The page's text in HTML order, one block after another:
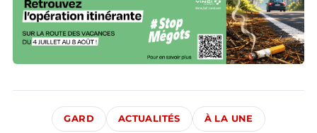
GARD ACTUALITÉS À LA UNE